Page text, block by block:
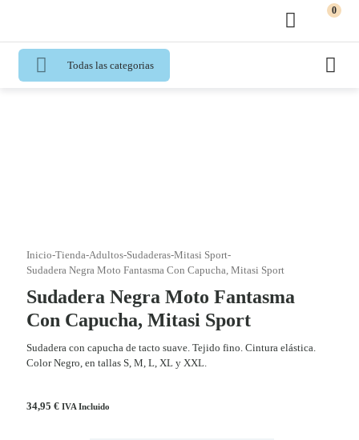
0
Todas las categorias
Inicio-Tienda-Adultos-Sudaderas-Mitasi Sport-
Sudadera Negra Moto Fantasma Con Capucha, Mitasi Sport
Sudadera Negra Moto Fantasma
Con Capucha, Mitasi Sport
Sudadera con capucha de tacto suave. Tejido fino. Cintura elástica.
Color Negro, en tallas S, M, L, XL y XXL.
34,95 € IVA Incluido